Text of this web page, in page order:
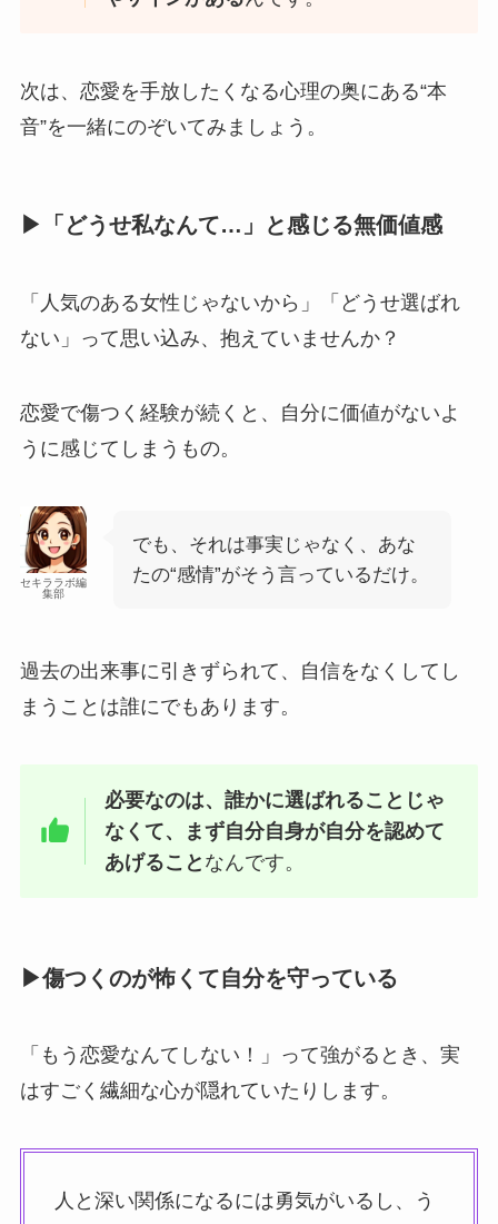
次は、恋愛を手放したくなる心理の奥にある“本
音”を一緒にのぞいてみましょう。
▶「どうせ私なんて…」と感じる無価値感
「人気のある女性じゃないから」「どうせ選ばれ
ない」って思い込み、抱えていませんか？
恋愛で傷つく経験が続くと、自分に価値がないよ
うに感じてしまうもの。
セキララボ編
集部
でも、それは事実じゃなく、あな
たの“感情”がそう言っているだけ。
過去の出来事に引きずられて、自信をなくしてし
まうことは誰にでもあります。
必要なのは、誰かに選ばれることじゃ
なくて、まず自分自身が自分を認めて
あげること なんです。
▶傷つくのが怖くて自分を守っている
「もう恋愛なんてしない！」って強がるとき、実
はすごく繊細な心が隠れていたりします。
人と深い関係になるには勇気がいるし、う